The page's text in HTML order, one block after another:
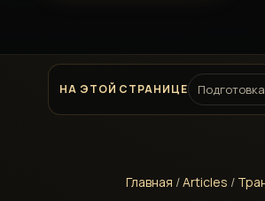
НА ЭТОЙ СТРАНИЦЕ
Главная /Articles /